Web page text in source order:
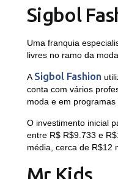
Sigbol
Uma franquia
livres no ramo da moda.
A Sigbol Fashion
conta com vários
moda e em programas
O investimento inicial
entre R$ R$9.733 e
média, cerca de R$12
Mr Kids